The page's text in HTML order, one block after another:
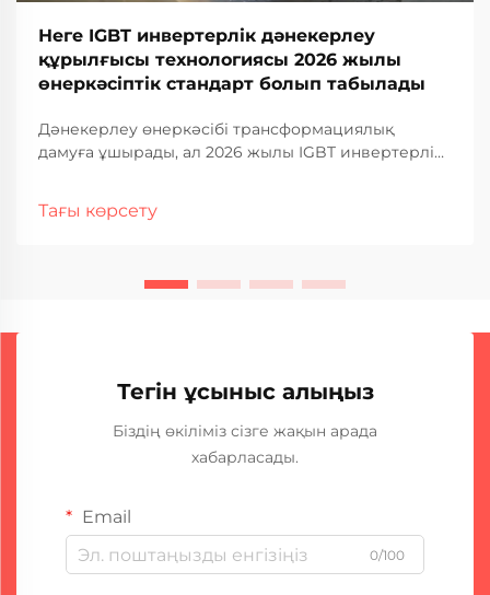
Неге IGBT инвертерлік дәнекерлеу
құрылғысы технологиясы 2026 жылы
өнеркәсіптік стандарт болып табылады
Дәнекерлеу өнеркәсібі трансформациялық
дамуға ұшырады, ал 2026 жылы IGBT инвертерлік
ретінде пайда болды. Бұл революциялық жетістік
Тағы көрсету
Тегін ұсыныс алыңыз
Біздің өкіліміз сізге жақын арада
хабарласады.
Email
0/100